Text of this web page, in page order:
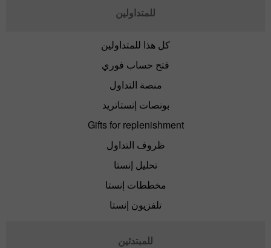
للمتداولين
كل هذا للمتداولين
فتح حساب فوري
منصة التداول
بونصات إنستاتريد
Gifts for replenishment
ظروف التداول
تحليل إنستا
مخططات إنستا
تلفزيون إنستا
للمبتدئين